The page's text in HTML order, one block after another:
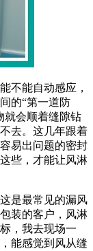
不能自动感应，
的“第一道防
就会顺着缝隙钻
去。这几年跟着
易出问题的密封
些，才能让风淋
是最常见的漏风
装的客户，风淋
，我去现场一
能感觉到风从缝